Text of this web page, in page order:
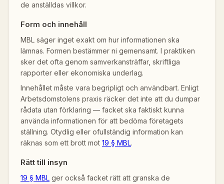
de anställdas villkor.
Form och innehåll
MBL säger inget exakt om hur informationen ska
lämnas. Formen bestämmer ni gemensamt. I praktiken
sker det ofta genom samverkansträffar, skriftliga
rapporter eller ekonomiska underlag.
Innehållet måste vara begripligt och användbart. Enligt
Arbetsdomstolens praxis räcker det inte att du dumpar
rådata utan förklaring — facket ska faktiskt kunna
använda informationen för att bedöma företagets
ställning. Otydlig eller ofullständig information kan
räknas som ett brott mot 19 § MBL.
Rätt till insyn
19 § MBL ger också facket rätt att granska de